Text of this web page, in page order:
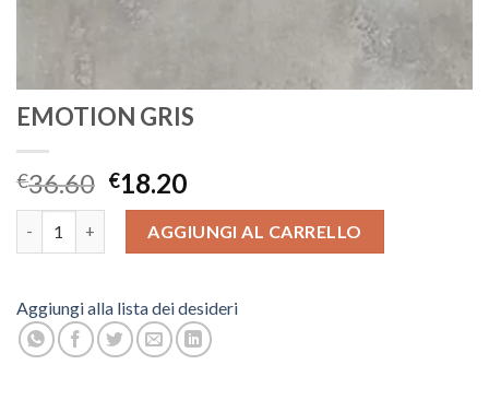
EMOTION GRIS
€36.60 €18.20
AGGIUNGI AL CARRELLO
Aggiungi alla lista dei desideri